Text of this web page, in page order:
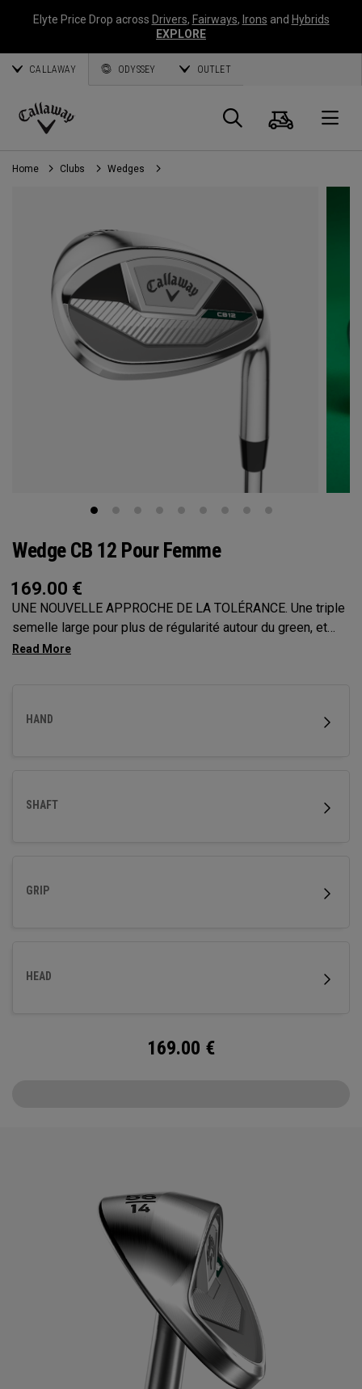
Elyte Price Drop across Drivers, Fairways, Irons and Hybrids
EXPLORE
CALLAWAY ODYSSEY OUTLET
Callaway
Golf
Panier
Home Clubs Wedges
Wedge CB 12 Pour Femme
169.00 €
UNE NOUVELLE APPROCHE DE LA TOLÉRANCE. Une triple
semelle large pour plus de régularité autour du green, et
12 g de poids répartis sur l’arrière pour une tolérance
HAND
SHAFT
GRIP
HEAD
169.00 €